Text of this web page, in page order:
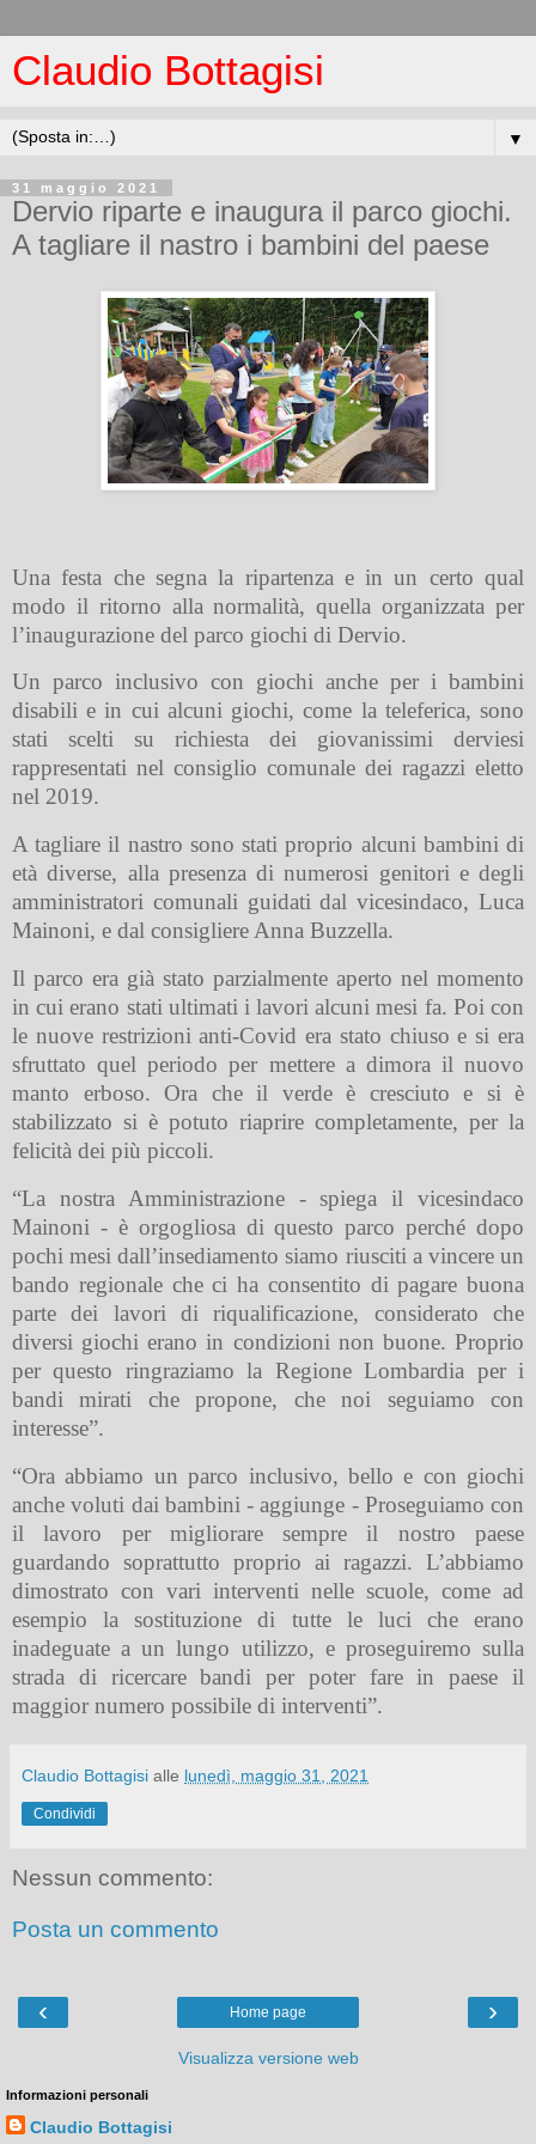
Claudio Bottagisi
▼
31 maggio 2021
Dervio riparte e inaugura il parco giochi.
A tagliare il nastro i bambini del paese
Una festa che segna la ripartenza e in un certo qual
modo il ritorno alla normalità, quella organizzata per
l’inaugurazione del parco giochi di Dervio.
Un parco inclusivo con giochi anche per i bambini
disabili e in cui alcuni giochi, come la teleferica, sono
stati scelti su richiesta dei giovanissimi derviesi
rappresentati nel consiglio comunale dei ragazzi eletto
nel 2019.
A tagliare il nastro sono stati proprio alcuni bambini di
età diverse, alla presenza di numerosi genitori e degli
amministratori comunali guidati dal vicesindaco, Luca
Mainoni, e dal consigliere Anna Buzzella.
Il parco era già stato parzialmente aperto nel momento
in cui erano stati ultimati i lavori alcuni mesi fa. Poi con
le nuove restrizioni anti-Covid era stato chiuso e si era
sfruttato quel periodo per mettere a dimora il nuovo
manto erboso. Ora che il verde è cresciuto e si è
stabilizzato si è potuto riaprire completamente, per la
felicità dei più piccoli.
“La nostra Amministrazione - spiega il vicesindaco
Mainoni - è orgogliosa di questo parco perché dopo
pochi mesi dall’insediamento siamo riusciti a vincere un
bando regionale che ci ha consentito di pagare buona
parte dei lavori di riqualificazione, considerato che
diversi giochi erano in condizioni non buone. Proprio
per questo ringraziamo la Regione Lombardia per i
bandi mirati che propone, che noi seguiamo con
interesse”.
“Ora abbiamo un parco inclusivo, bello e con giochi
anche voluti dai bambini - aggiunge - Proseguiamo con
il lavoro per migliorare sempre il nostro paese
guardando soprattutto proprio ai ragazzi. L’abbiamo
dimostrato con vari interventi nelle scuole, come ad
esempio la sostituzione di tutte le luci che erano
inadeguate a un lungo utilizzo, e proseguiremo sulla
strada di ricercare bandi per poter fare in paese il
maggior numero possibile di interventi”.
Claudio Bottagisi alle lunedì, maggio 31, 2021
Condividi
Nessun commento:
Posta un commento
‹ ›
Home page
Visualizza versione web
Informazioni personali
Claudio Bottagisi